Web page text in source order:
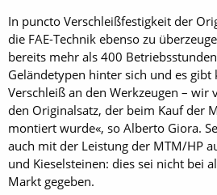
In puncto Verschleißfestigkeit der
die FAE-Technik ebenso zu
bereits mehr als 400
Geländetypen hinter sich und es gibt
Verschleiß an den Werkzeugen –
den Originalsatz, der beim Kauf der
montiert wurde«, so Alberto Giora.
auch mit der Leistung der MTM/HP
und Kieselsteinen: dies sei nicht bei
Markt gegeben.